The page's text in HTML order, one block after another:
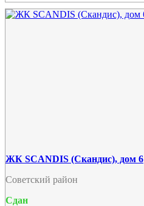
ЖК SCANDIS (Скандис), дом 6
Советский район
Сдан